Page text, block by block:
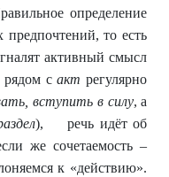
определение
предпочтений, то есть
активный смысл
рядом сакт регулярно
вступить в силу, а
), речь идёт об
же сочетаемость –
к «действию».